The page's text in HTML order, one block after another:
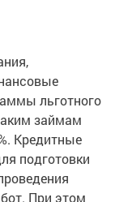
льготного
займам
Кредитные
подготовки
При этом